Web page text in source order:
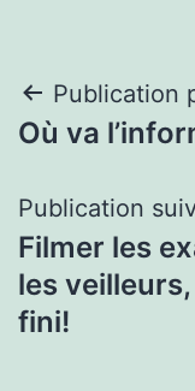
de
l’article
Publication
Où va
Publication
Filmer les
les
fini!